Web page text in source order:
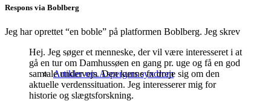
Artikler om Aspergers syndrom
Respons via Boblberg
Jeg har oprettet “en boble” på platformen Boblberg. Jeg skrev
Hej. Jeg søger et menneske, der vil være interesseret i at
gå en tur om Damhussøen en gang pr. uge og få en god
samtale undervejs. Den kunne fx dreje sig om den
aktuelle verdenssituation. Jeg interesserer mig for
historie og slægtsforskning.